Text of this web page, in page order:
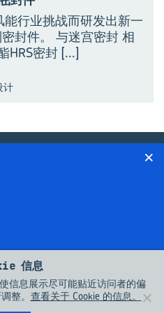
能行业挑战而研发出新一
封件。 与迷宫密封 相
HRS密封 [...]
计
2026
×
信息
信息展示尽可能贴近访问者的偏
整。 查看关于 Cookie 的信息。